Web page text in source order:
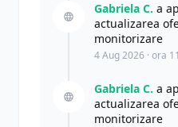
Auto & Moto
Cadouri & Flori
Gabriela C. a
actualizarea
monitorizare
4 Aug 2026 · ora
Gabriela C. a
actualizarea
monitorizare